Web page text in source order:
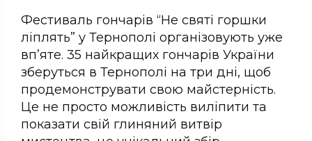
Фестиваль гончарів “Не святі горшки
ліплять” у Тернополі організовують уже
вп’яте. 35 найкращих гончарів України
зберуться в Тернополі на три дні, щоб
продемонструвати свою майстерність.
Це не просто можливість виліпити та
показати свій глиняний витвір